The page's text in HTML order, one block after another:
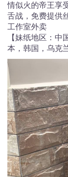
情似火的帝王享
舌战，免费提供
工作室外卖
【妹纸地区：
本，韩国，乌克